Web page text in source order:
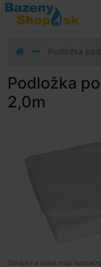
Prejsť k navigácii
Prejsť na obsah
Prejsť k bočnému
Podložka
Podložka
2,0m
Obrázky a videá majú